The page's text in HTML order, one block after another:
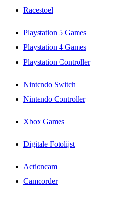
Racestoel
Playstation 5 Games
Playstation 4 Games
Playstation Controller
Nintendo Switch
Nintendo Controller
Xbox Games
Digitale Fotolijst
Actioncam
Camcorder